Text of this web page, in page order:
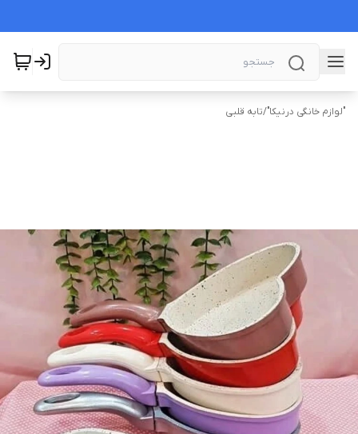
"لوازم خانگی درنیکا"/تابه قلبی